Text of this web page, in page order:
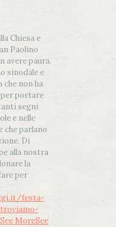
Chiesa e
Paolino
avere paura.
sinodale e
che non ha
portare
segni
e nelle
che parlano
Di
alla nostra
la
per
festa-
See MoreSee